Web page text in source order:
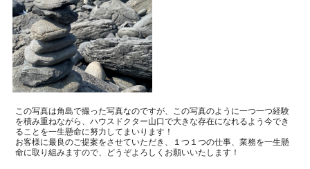
この写真は角島で撮った写真なのですが、この写真のように一つ一つ経験
を積み重ねながら、ハウスドクター山口で大きな存在になれるよう今でき
ることを一生懸命に努力してまいります！
お客様に最良のご提案をさせていただき、１つ１つの仕事、業務を一生懸
命に取り組みますので、どうぞよろしくお願いいたします！